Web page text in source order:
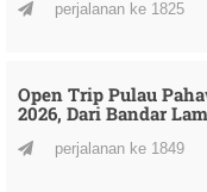
perjalanan ke 1825
Open Trip Pulau
2026, Dari Bandar
perjalanan ke 1849